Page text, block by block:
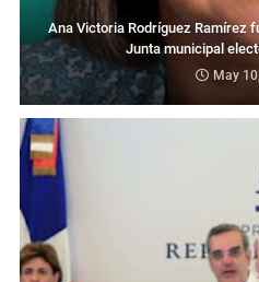
Ana Victoria Rodríguez Ramírez
Junta municipal
May